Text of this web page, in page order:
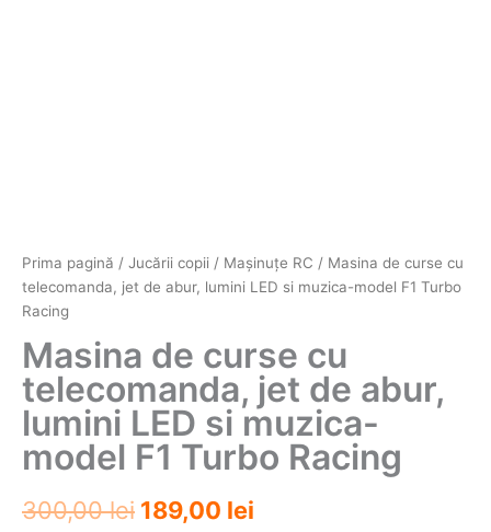
Prima pagină / Jucării copii / Maşinuţe RC / Masina de curse cu
telecomanda, jet de abur, lumini LED si muzica-model F1 Turbo
Racing
Masina de curse cu
telecomanda, jet de abur,
lumini LED si muzica-
model F1 Turbo Racing
300,00lei Prețul
189,00 lei